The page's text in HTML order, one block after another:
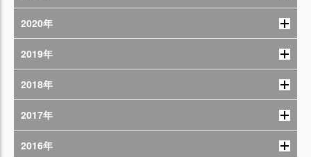
2020年
2019年
2018年
2017年
2016年